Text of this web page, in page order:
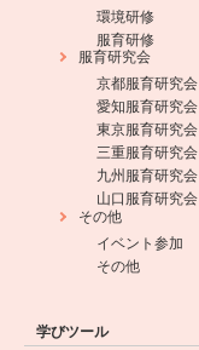
環境研修
服育研修
服育研究会
京都服育研究会
愛知服育研究会
東京服育研究会
三重服育研究会
九州服育研究会
山口服育研究会
その他
イベント参加
その他
学びツール